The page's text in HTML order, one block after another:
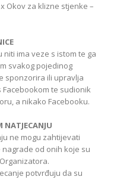
Okov za klizne stjenke –
ima veze s istom te ga
svakog pojedinog
sponzorira ili upravlja
te sudionik
a nikako Facebooku.
ne mogu zahtijevati
od onih koje su
potvrđuju da su